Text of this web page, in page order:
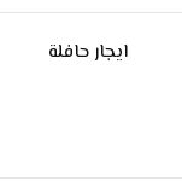
ايجار حافلة